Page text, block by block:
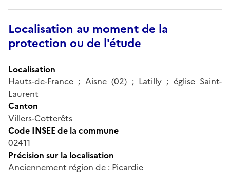
Localisation au moment de la
protection ou de l'étude
Localisation
Hauts-de-France ; Aisne (02) ; Latilly ; église Saint-
Laurent
Canton
Villers-Cotterêts
Code INSEE de la commune
02411
Précision sur la localisation
Anciennement région de : Picardie